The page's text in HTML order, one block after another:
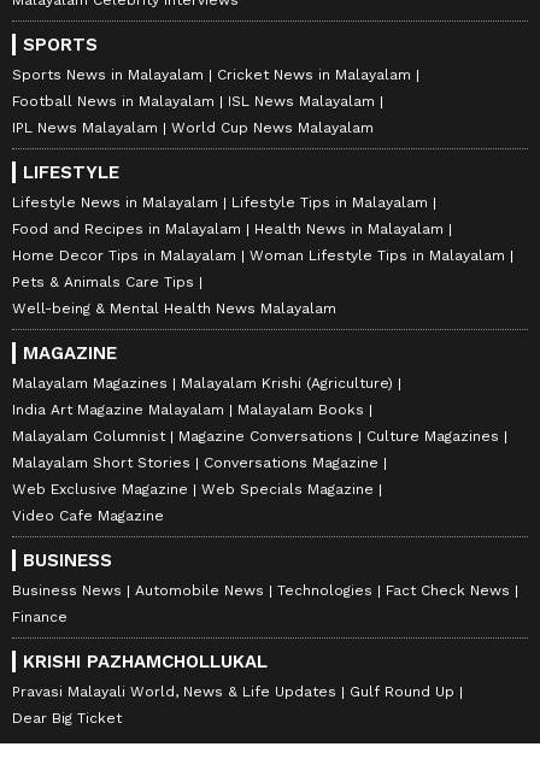
SPORTS
Sports News in Malayalam
Cricket News in Malayalam
Football News in Malayalam
ISL News Malayalam
IPL News Malayalam
World Cup News Malayalam
LIFESTYLE
Lifestyle News in Malayalam
Lifestyle Tips in Malayalam
Food and Recipes in Malayalam
Health News in Malayalam
Home Decor Tips in Malayalam
Woman Lifestyle Tips in Malayalam
Pets & Animals Care Tips
Well-being & Mental Health News Malayalam
MAGAZINE
Malayalam Magazines
Malayalam Krishi (Agriculture)
India Art Magazine Malayalam
Malayalam Books
Malayalam Columnist
Magazine Conversations
Culture Magazines
Malayalam Short Stories
Conversations Magazine
Web Exclusive Magazine
Web Specials Magazine
Video Cafe Magazine
BUSINESS
Business News Automobile News Technologies
Fact Check News
Finance
KRISHI PAZHAMCHOLLUKAL
Pravasi Malayali World, News & Life Updates
Gulf Round Up
Dear Big Ticket